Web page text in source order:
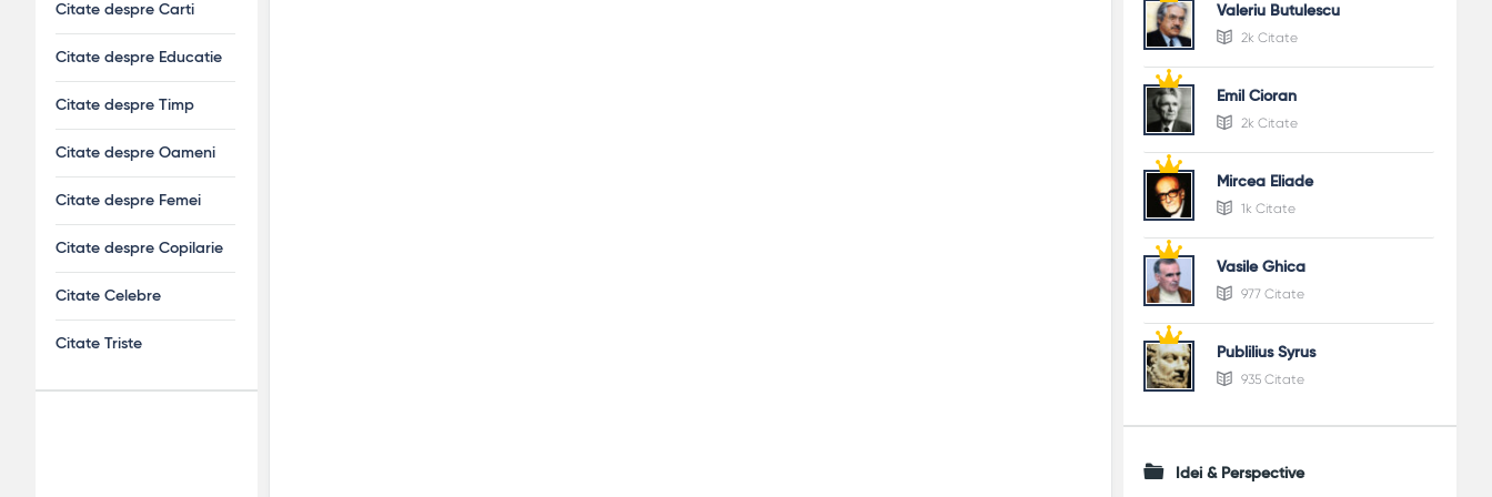
Valeriu Butulescu
2k Citate
Emil Cioran
2k Citate
Mircea Eliade
1k Citate
Vasile Ghica
977 Citate
Publilius Syrus
935 Citate
Idei & Perspective
Citate despre Carti
Citate despre Educatie
Citate despre Timp
Citate despre Oameni
Citate despre Femei
Citate despre Copilarie
Citate Celebre
Citate Triste